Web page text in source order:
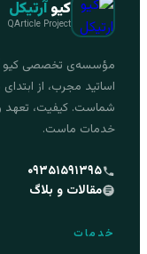
کیوآرتیکل
QArticle Project
مؤسسه‌ی تخصصی کیو
اساتید مجرب، از
شماست. کیفیت، تعهد
خدمات ماست.
۰۹۳۵۱۵۹۱۳۹۵
مقالات و بلاگ
خدمات